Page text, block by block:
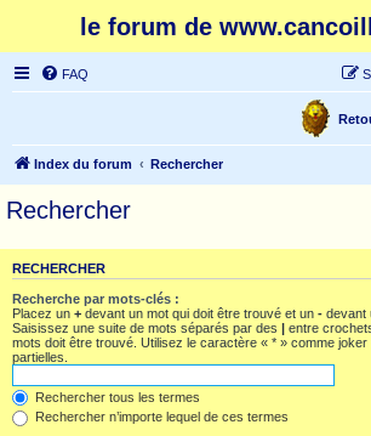
le forum de
FAQ
Index du forum Rechercher
Rechercher
RECHERCHER
Recherche par mots-clés :
Placez un + devant un mot qui doit être trouvé et un - devant
Saisissez une suite de mots séparés par des | entre
mots doit être trouvé. Utilisez le caractère « * » comme
partielles.
Rechercher tous les termes
Rechercher n’importe lequel de ces termes